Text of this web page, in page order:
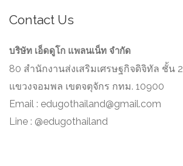
Contact Us
บริษัท เอ็ดดูโก แพลนเน็ท จำกัด
80 สำนักงานส่งเสริมเศรษฐกิจดิจิทัล ชั้น 2
แขวงจอมพล เขตจตุจักร กทม. 10900
Email : edugothailand@gmail.com
Line : @edugothailand